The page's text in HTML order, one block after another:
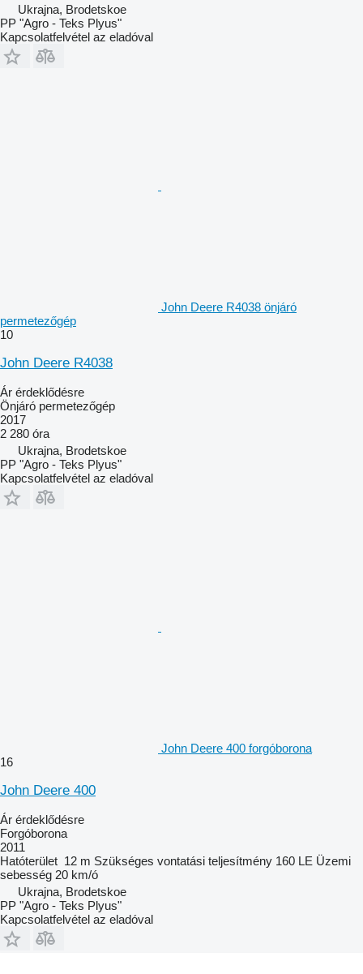
Ukrajna, Brodetskoe
PP "Agro - Teks Plyus"
Kapcsolatfelvétel az eladóval
John Deere R4038 önjáró
permetezőgép
10
John Deere R4038
Ár érdeklődésre
Önjáró permetezőgép
2017
2 280 óra
Ukrajna, Brodetskoe
PP "Agro - Teks Plyus"
Kapcsolatfelvétel az eladóval
John Deere 400 forgóborona
16
John Deere 400
Ár érdeklődésre
Forgóborona
2011
Hatóterület 12 m Szükséges vontatási teljesítmény 160 LE Üzemi
sebesség 20 km/ó
Ukrajna, Brodetskoe
PP "Agro - Teks Plyus"
Kapcsolatfelvétel az eladóval